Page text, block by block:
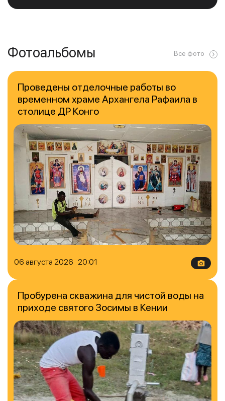
Фотоальбомы Все фото
06 августа 2026 20:01
Проведены отделочные работы во
временном храме Архангела Рафаила в
столице ДР Конго
Пробурена скважина для чистой воды на
приходе святого Зосимы в Кении